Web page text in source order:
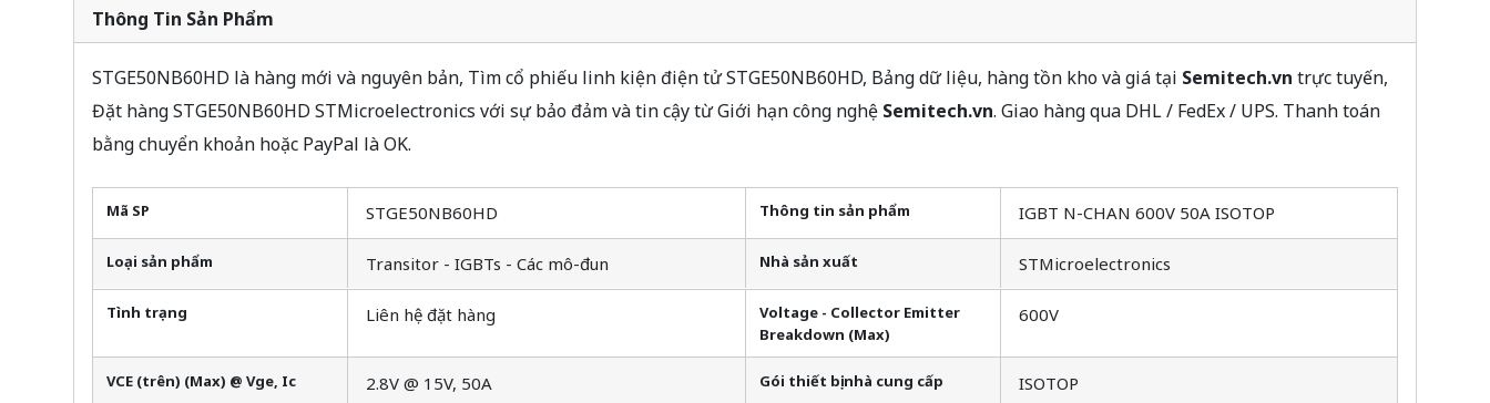
Thông Tin Sản Phẩm
STGE50NB60HD là hàng mới và nguyên bản, Tìm cổ phiếu linh kiện điện tử STGE50NB60HD, Bảng dữ liệu, hàng tồn kho và giá tại Semitech.vn trực tuyến,
Đặt hàng STGE50NB60HD STMicroelectronics với sự bảo đảm và tin cậy từ Giới hạn công nghệ Semitech.vn. Giao hàng qua DHL / FedEx / UPS. Thanh toán
bằng chuyển khoản hoặc PayPal là OK.
Mã SP STGE50NB60HD Thông tin sản phẩm IGBT N-CHAN 600V 50A ISOTOP
Loại sản phẩm Transitor - IGBTs - Các mô-đun Nhà sản xuất STMicroelectronics
Tình trạng Liên hệ đặt hàng
Voltage - Collector Emitter
Breakdown (Max)
600V
VCE (trên) (Max) @ Vge, Ic 2.8V @ 15V, 50A Gói thiết bị nhà cung cấp ISOTOP